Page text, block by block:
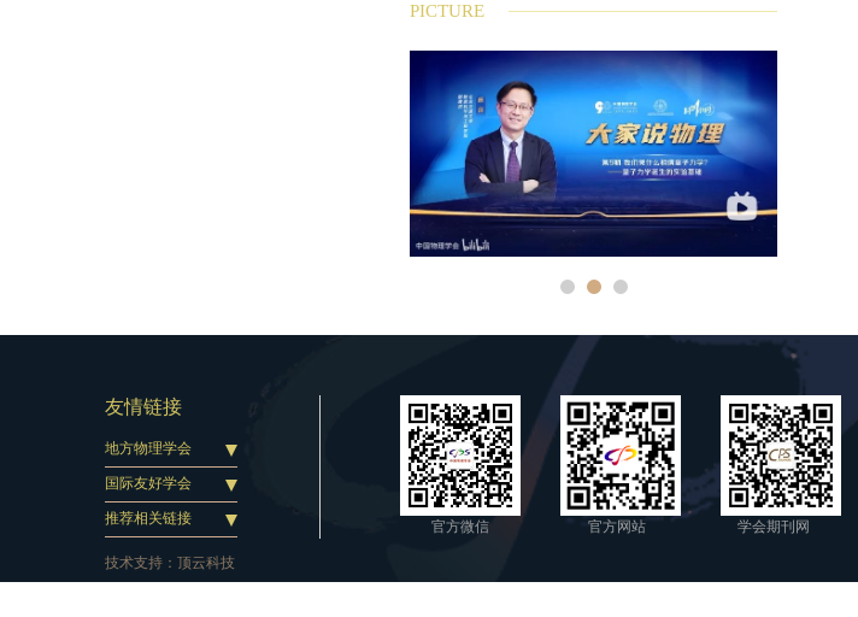
PICTURE
官方微信 官方网站 学会期刊网
友情链接
地方物理学会
国际友好学会
推荐相关链接
技术支持： 顶云科技